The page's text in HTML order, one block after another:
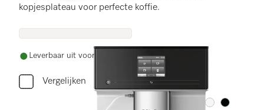
kopjesplateau voor perfecte koffie.
Leverbaar uit voorraad met gratis levering
Vergelijken
Kleur:Kleur: